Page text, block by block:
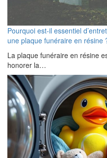
Pourquoi est-il essentiel
une plaque funéraire en résine
La plaque funéraire en résine
honorer la…